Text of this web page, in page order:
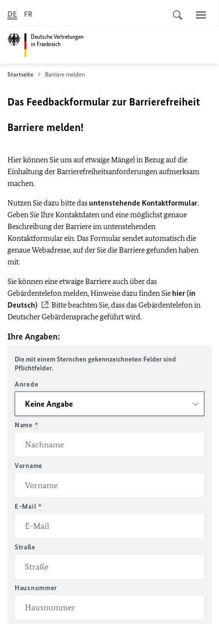
Deutsche Vertretungen
in Frankreich
DE FR
Startseite Barriere melden
Das Feedbackformular zur Barrierefreiheit
Barriere melden!
Hier können Sie uns auf etwaige Mängel in Bezug auf die
Einhaltung der Barrierefreiheitsanforderungen aufmerksam
machen.
Nutzen Sie dazu bitte das untenstehende Kontaktformular.
Geben Sie Ihre Kontaktdaten und eine möglichst genaue
Beschreibung der Barriere im untenstehenden
Kontaktformular ein. Das Formular sendet automatisch die
genaue Webadresse, auf der Sie die Barriere gefunden haben
mit.
Sie können eine etwaige Barriere auch über das
Gebärdentelefon melden, Hinweise dazu finden Sie hier (in
Deutsch)
. Bitte beachten Sie, dass das Gebärdentelefon in
Deutscher Gebärdensprache geführt wird.
Ihre Angaben:
Die mit einem Sternchen gekennzeichneten Felder sind
Pflichtfelder.
Anrede
Name *
Vorname
E-Mail *
Straße
Hausnummer